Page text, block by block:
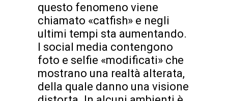
questo fenomeno viene
chiamato «catfish» e negli
ultimi tempi sta aumentando.
I social media contengono
foto e selfie «modificati» che
mostrano una realtà alterata,
della quale danno una visione